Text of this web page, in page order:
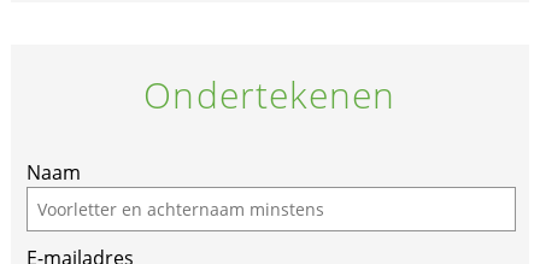
Ondertekenen
If
you
are
Naam
E-mailadres